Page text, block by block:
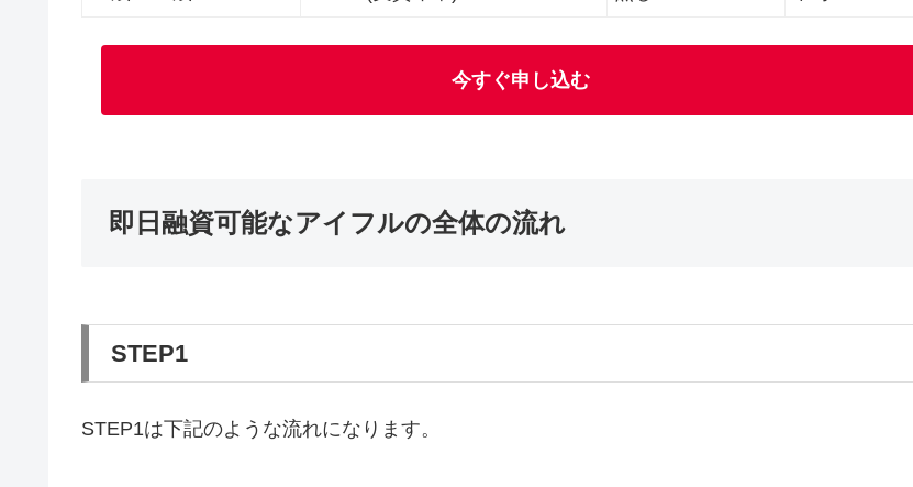
今すぐ申し込む
即日融資可能なアイフルの全体の流れ
STEP1
STEP1は下記のような流れになります。